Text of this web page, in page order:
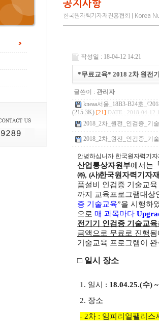
공지사항
한국원자력기자재진흥협회 | Korea
작성일 : 18-04-12 14:21
*무료교육* 2018 2차 원전
글쓴이 : 관리자
kneaa서울_18B3-B24호
(215.3K) [21] DATE : 2018-04-12
2018_2차_원전_인검증_기
2018_2차_원전_인검증_기
안녕하십니까 한국원자력기
산업통상자원부에서는
㈜, (사)한국원자력기자
품설비 인검증 기술교
까지 교육프로그램대상
증 기술교육”을 시행하
으로 매 과목마다
전기기 인검증 기술교
금액으로 무료로 진행
기술교육 프로그램이
□ 일시 장소
1. 일시 : 18.04.25.(수)
2. 장소
- 2차 : 임피리얼팰리스